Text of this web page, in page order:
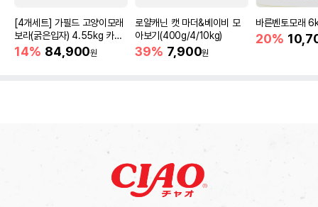
[4개세트] 가필드 고양이모래
보라(굵은입자) 4.55kg 카사
바모래
14% 84,900원
로얄캐닌 캣 마더&베이비 모
아보기(400g/4/10kg)
39% 7,900원
바른벤토모래
20%